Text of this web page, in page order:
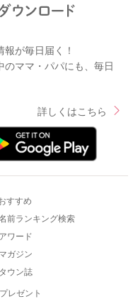
が毎日届く！
ママ・パパにも、毎日
詳しくはこちら
すすめ
前ランキング検索
アワード
マガジン
タウン誌
プレゼント